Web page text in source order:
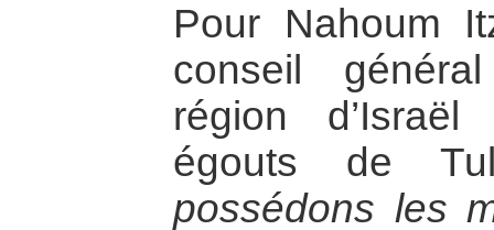
Pour Nahoum
conseil
région
égouts de
possédons les